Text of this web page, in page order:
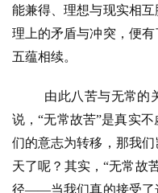
题
公
善
佛
教
能兼得、理想与现实相
理上的矛盾与冲突，便有
五蕴相续。
由此八苦与无常的
说，“无常故苦”是真实
们的意志为转移，那我
天了呢？其实，“无常故
径——当我们真的接受了